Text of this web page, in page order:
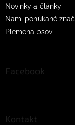
Novinky a články
Nami ponúkané
Plemena psov
Facebook
Kontakt